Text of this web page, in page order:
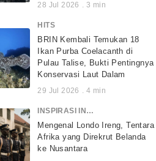
28 Jul 2026 . 3 min
HITS
BRIN Kembali Temukan 18
Ikan Purba Coelacanth di
Pulau Talise, Bukti Pentingnya
Konservasi Laut Dalam
29 Jul 2026 . 4 min
INSPIRASI INDONESIA
Mengenal Londo Ireng, Tentara
Afrika yang Direkrut Belanda
ke Nusantara